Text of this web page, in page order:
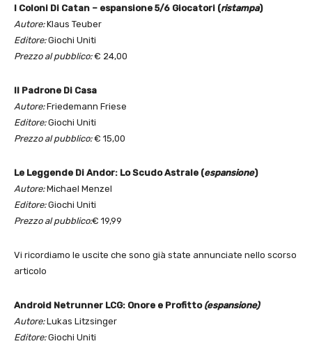
I Coloni Di Catan – espansione 5/6 Giocatori (ristampa)
Autore:Klaus Teuber
Editore:Giochi Uniti
Prezzo al pubblico:€ 24,00
Il Padrone Di Casa
Autore:Friedemann Friese
Editore:Giochi Uniti
Prezzo al pubblico:€ 15,00
Le Leggende Di Andor: Lo Scudo Astrale (espansione)
Autore:Michael Menzel
Editore:Giochi Uniti
Prezzo al pubblico:€ 19,99
Vi ricordiamo le uscite che sono già state annunciate nello scorso
articolo
Android Netrunner LCG: Onore e Profitto (espansione)
Autore:Lukas Litzsinger
Editore:Giochi Uniti